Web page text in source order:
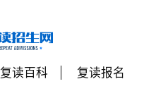
复读百科 复读报名